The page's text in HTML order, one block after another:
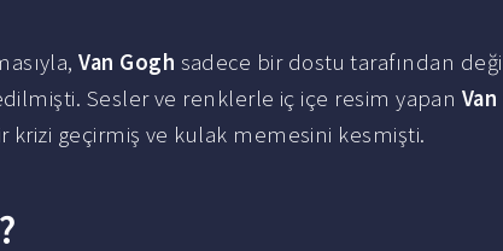
Van Gogh sadece bir dostu tarafından
Sesler ve renklerle iç içe resim yapan
krizi geçirmiş ve kulak memesini kesmişti.